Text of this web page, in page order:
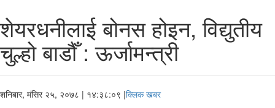
शेयरधनीलाई बोनस होइन, विद्युतीय
चुल्हो बाडौँ : ऊर्जामन्त्री
शनिबार, मंसिर २५, २०७८ | १४:३८:०९ |क्लिक खबर